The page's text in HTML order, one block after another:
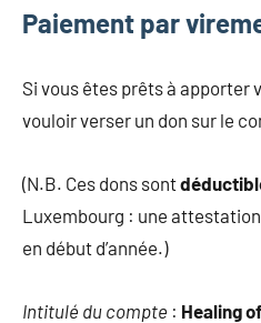
Paiement par
Si vous êtes prêts à apporter
vouloir verser un don sur le
(N.B. Ces dons sont
Luxembourg : une
en début d’année.)
Intitulé du compte : Healing